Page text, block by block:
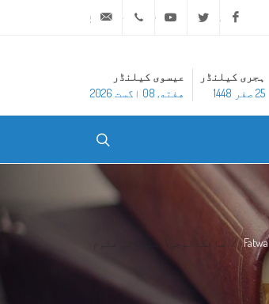
Facebook
Twitter
Youtube
ہجری کیلنڈر
25 صفر 1448
عیسوی کیلنڈر
هفته, 08 اگست 2026
Fatwa سائکالوجی\نفسیاتی علوم